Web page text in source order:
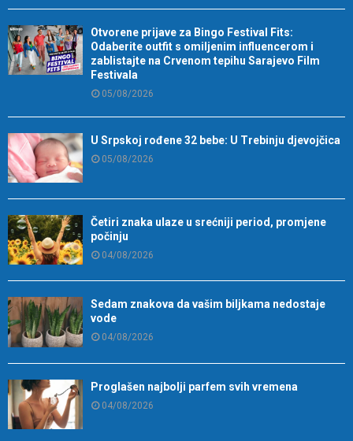
Otvorene prijave za Bingo Festival Fits:
Odaberite outfit s omiljenim influencerom i
zablistajte na Crvenom tepihu Sarajevo Film
Festivala
05/08/2026
U Srpskoj rođene 32 bebe: U Trebinju djevojčica
05/08/2026
Četiri znaka ulaze u srećniji period, promjene
počinju
04/08/2026
Sedam znakova da vašim biljkama nedostaje
vode
04/08/2026
Proglašen najbolji parfem svih vremena
04/08/2026